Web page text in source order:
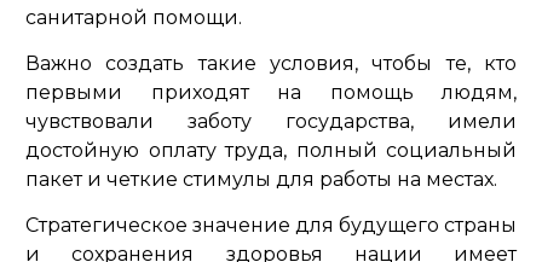
санитарной помощи.
Важно создать такие условия, чтобы те, кто
первыми приходят на помощь людям,
чувствовали заботу государства, имели
достойную оплату труда, полный социальный
пакет и четкие стимулы для работы на местах.
Стратегическое значение для будущего страны
и сохранения здоровья нации имеет